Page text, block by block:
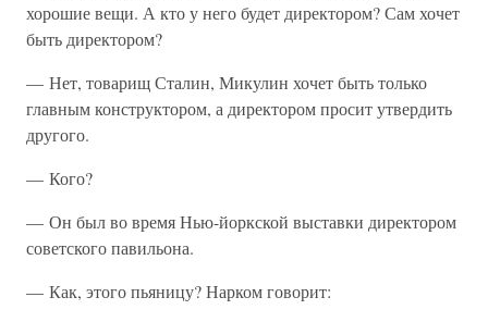
хорошие вещи. А кто у него будет директором? Сам хочет
быть директором?
— Нет, товарищ Сталин, Микулин хочет быть только
главным конструктором, а директором просит утвердить
другого.
— Кого?
— Он был во время Нью-йоркской выставки директором
советского павильона.
— Как, этого пьяницу? Нарком говорит: